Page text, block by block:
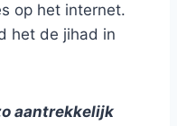
op het internet.
het de jihad in
aantrekkelijk